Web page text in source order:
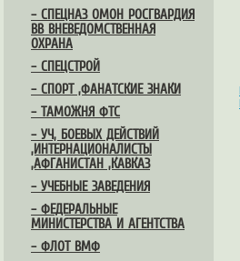
– СПЕЦНАЗ ОМОН РОСГВАРДИЯ
ВВ ВНЕВЕДОМСТВЕННАЯ
ОХРАНА
– СПЕЦСТРОЙ
– СПОРТ ,ФАНАТСКИЕ ЗНАКИ
– ТАМОЖНЯ ФТС
– УЧ, БОЕВЫХ ДЕЙСТВИЙ
,ИНТЕРНАЦИОНАЛИСТЫ
,АФГАНИСТАН ,КАВКАЗ
– УЧЕБНЫЕ ЗАВЕДЕНИЯ
– ФЕДЕРАЛЬНЫЕ
МИНИСТЕРСТВА И АГЕНТСТВА
– ФЛОТ ВМФ